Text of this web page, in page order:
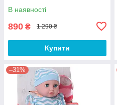
В наявності
890 ₴ 1 290 ₴
Купити
–31%